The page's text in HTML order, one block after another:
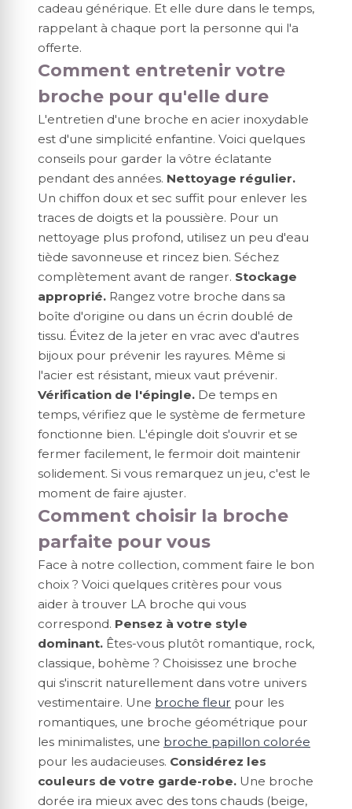
cadeau générique. Et elle dure dans le temps,
rappelant à chaque port la personne qui l'a
offerte.
Comment entretenir votre
broche pour qu'elle dure
L'entretien d'une broche en acier inoxydable
est d'une simplicité enfantine. Voici quelques
conseils pour garder la vôtre éclatante
pendant des années. Nettoyage régulier.
Un chiffon doux et sec suffit pour enlever les
traces de doigts et la poussière. Pour un
nettoyage plus profond, utilisez un peu d'eau
tiède savonneuse et rincez bien. Séchez
complètement avant de ranger. Stockage
approprié. Rangez votre broche dans sa
boîte d'origine ou dans un écrin doublé de
tissu. Évitez de la jeter en vrac avec d'autres
bijoux pour prévenir les rayures. Même si
l'acier est résistant, mieux vaut prévenir.
Vérification de l'épingle. De temps en
temps, vérifiez que le système de fermeture
fonctionne bien. L'épingle doit s'ouvrir et se
fermer facilement, le fermoir doit maintenir
solidement. Si vous remarquez un jeu, c'est le
moment de faire ajuster.
Comment choisir la broche
parfaite pour vous
Face à notre collection, comment faire le bon
choix ? Voici quelques critères pour vous
aider à trouver LA broche qui vous
correspond. Pensez à votre style
dominant. Êtes-vous plutôt romantique, rock,
classique, bohème ? Choisissez une broche
qui s'inscrit naturellement dans votre univers
vestimentaire. Une broche fleur pour les
romantiques, une broche géométrique pour
les minimalistes, une broche papillon colorée
pour les audacieuses. Considérez les
couleurs de votre garde-robe. Une broche
dorée ira mieux avec des tons chauds (beige,